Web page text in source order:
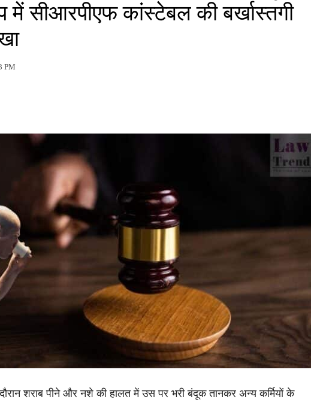
में सीआरपीएफ कांस्टेबल की बर्खास्तगी
PM
दौरान शराब पीने और नशे की हालत में उस पर भरी बंदूक तानकर अन्य कर्मियों के